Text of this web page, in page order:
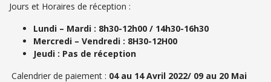
Jours et Horaires de réception :
Lundi – Mardi : 8h30-12h00 / 14h30-16h30
Mercredi – Vendredi : 8H30-12H00
Jeudi : Pas de réception
Calendrier de paiement : 04 au 14 Avril 2022/ 09 au 20 Mai